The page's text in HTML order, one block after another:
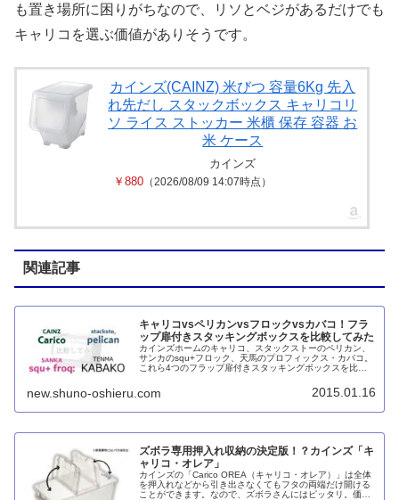
も置き場所に困りがちなので、リソとベジがあるだけでも
キャリコを選ぶ価値がありそうです。
カインズ(CAINZ) 米びつ 容量6Kg 先入
れ先だし スタックボックス キャリコリ
ソ ライス ストッカー 米櫃 保存 容器 お
米 ケース
カインズ
￥880（2026/08/09 14:07時点）
関連記事
キャリコvsペリカンvsフロックvsカバコ！フラ
ップ扉付きスタッキングボックスを比較してみた
カインズホームのキャリコ、スタックストーのペリカン、
サンカのsqu+フロック、天馬のプロフィックス・カバコ。
これら4つのフラップ扉付きスタッキングボックスを比較
new.shuno-oshieru.com 2015.01.16
ズボラ専用押入れ収納の決定版！？カインズ「キ
ャリコ・オレア」
カインズの「Carico OREA（キャリコ・オレア）」は全体
を押入れなどから引き出さなくてもフタの両端だけ開ける
ことができます。なので、ズボラさんにはピッタリ。価格